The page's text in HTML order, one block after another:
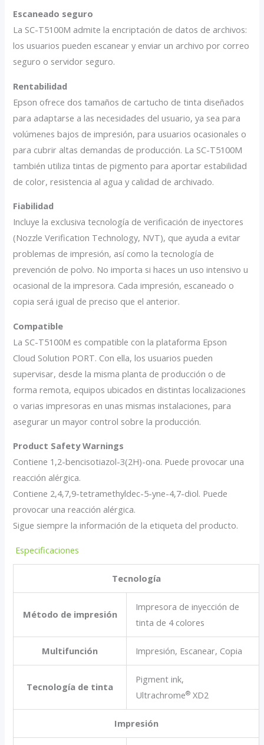
Escaneado seguro
La SC-T5100M admite la encriptación de datos de archivos:
los usuarios pueden escanear y enviar un archivo por correo
seguro o servidor seguro.
Rentabilidad
Epson ofrece dos tamaños de cartucho de tinta diseñados
para adaptarse a las necesidades del usuario, ya sea para
volúmenes bajos de impresión, para usuarios ocasionales o
para cubrir altas demandas de producción. La SC-T5100M
también utiliza tintas de pigmento para aportar estabilidad
de color, resistencia al agua y calidad de archivado.
Fiabilidad
Incluye la exclusiva tecnología de verificación de inyectores
(Nozzle Verification Technology, NVT), que ayuda a evitar
problemas de impresión, así como la tecnología de
prevención de polvo. No importa si haces un uso intensivo u
ocasional de la impresora. Cada impresión, escaneado o
copia será igual de preciso que el anterior.
Compatible
La SC-T5100M es compatible con la plataforma Epson
Cloud Solution PORT. Con ella, los usuarios pueden
supervisar, desde la misma planta de producción o de
forma remota, equipos ubicados en distintas localizaciones
o varias impresoras en unas mismas instalaciones, para
asegurar un mayor control sobre la producción.
Product Safety Warnings
Contiene 1,2-bencisotiazol-3(2H)-ona. Puede provocar una
reacción alérgica.
Contiene 2,4,7,9-tetramethyldec-5-yne-4,7-diol. Puede
provocar una reacción alérgica.
Sigue siempre la información de la etiqueta del producto.
Especificaciones
Tecnología
Método de impresión
Impresora de inyección de
tinta de 4 colores
Multifunción Impresión, Escanear, Copia
Tecnología de tinta
Pigment ink,
Ultrachrome® XD2
Impresión